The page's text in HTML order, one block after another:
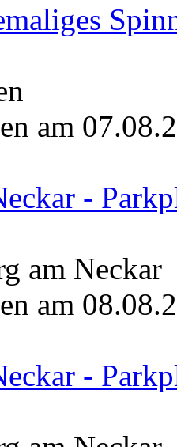
am
-
am Neckar
am
-